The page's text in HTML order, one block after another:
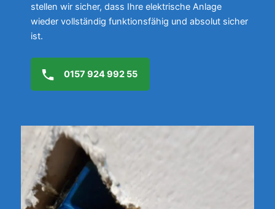
stellen wir sicher, dass Ihre elektrische Anlage
wieder vollständig funktionsfähig und absolut sicher
ist.
0157 924 992 55